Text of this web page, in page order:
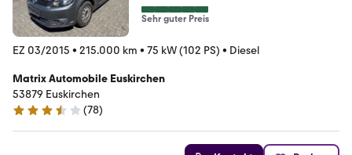
Sehr guter Preis
EZ 03/2015 • 215.000 km • 75 kW (102 PS) • Diesel
Matrix Automobile Euskirchen
53879 Euskirchen
3.7 Sterne
(78)